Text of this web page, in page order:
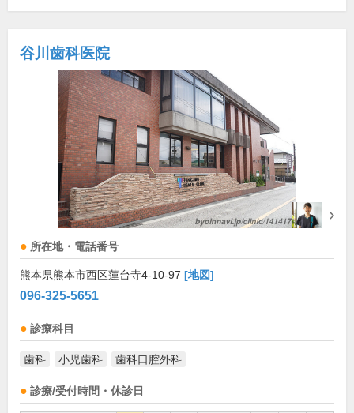
谷川歯科医院
所在地・電話番号
熊本県熊本市西区蓮台寺4-10-97 [地図]
096-325-5651
診療科目
歯科 小児歯科 歯科口腔外科
診療/受付時間・休診日